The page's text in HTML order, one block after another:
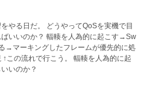
やってQoSを実機で目
を人為的に起こす→Sw
→マーキングしたフレームが優先的に処
いのか？